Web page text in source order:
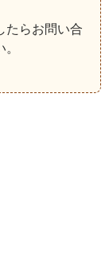
たらお問い合